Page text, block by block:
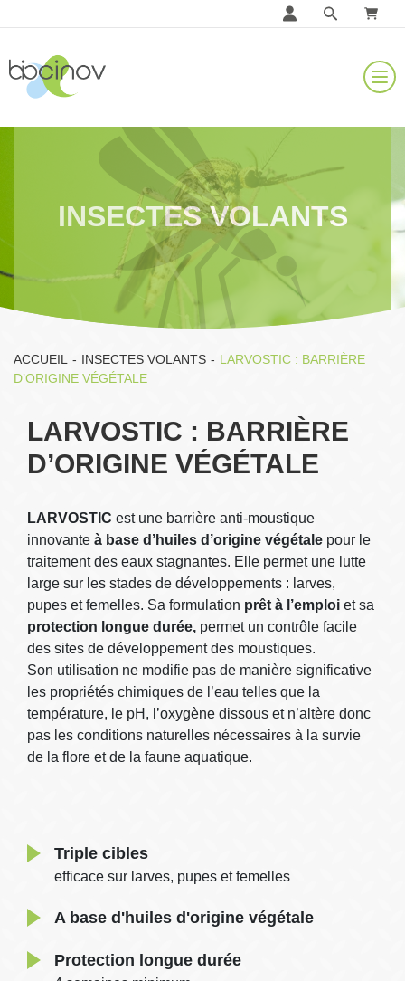
INSECTES VOLANTS
ACCUEIL - INSECTES VOLANTS - LARVOSTIC : BARRIÈRE
D’ORIGINE VÉGÉTALE
LARVOSTIC : BARRIÈRE
D’ORIGINE VÉGÉTALE
LARVOSTIC est une barrière anti-moustique
innovante à base d’huiles d’origine végétale pour le
traitement des eaux stagnantes. Elle permet une lutte
large sur les stades de développements : larves,
pupes et femelles. Sa formulation prêt à l’emploi et sa
protection longue durée, permet un contrôle facile
des sites de développement des moustiques.
Son utilisation ne modifie pas de manière significative
les propriétés chimiques de l’eau telles que la
température, le pH, l’oxygène dissous et n’altère donc
pas les conditions naturelles nécessaires à la survie
de la flore et de la faune aquatique.
Triple cibles
efficace sur larves, pupes et femelles
A base d'huiles d'origine végétale
Protection longue durée